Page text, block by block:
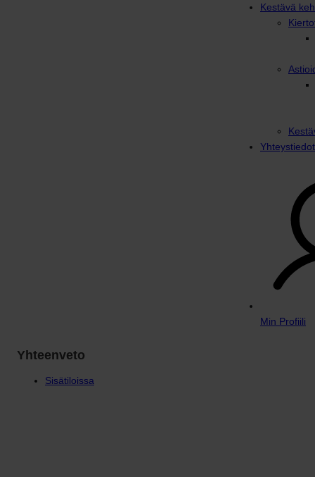
Kestävä
Yhteystiedot
Min Profiili
Yhteenveto
Sisätiloissa